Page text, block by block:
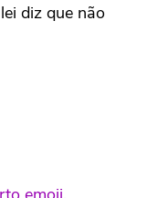
diz que não